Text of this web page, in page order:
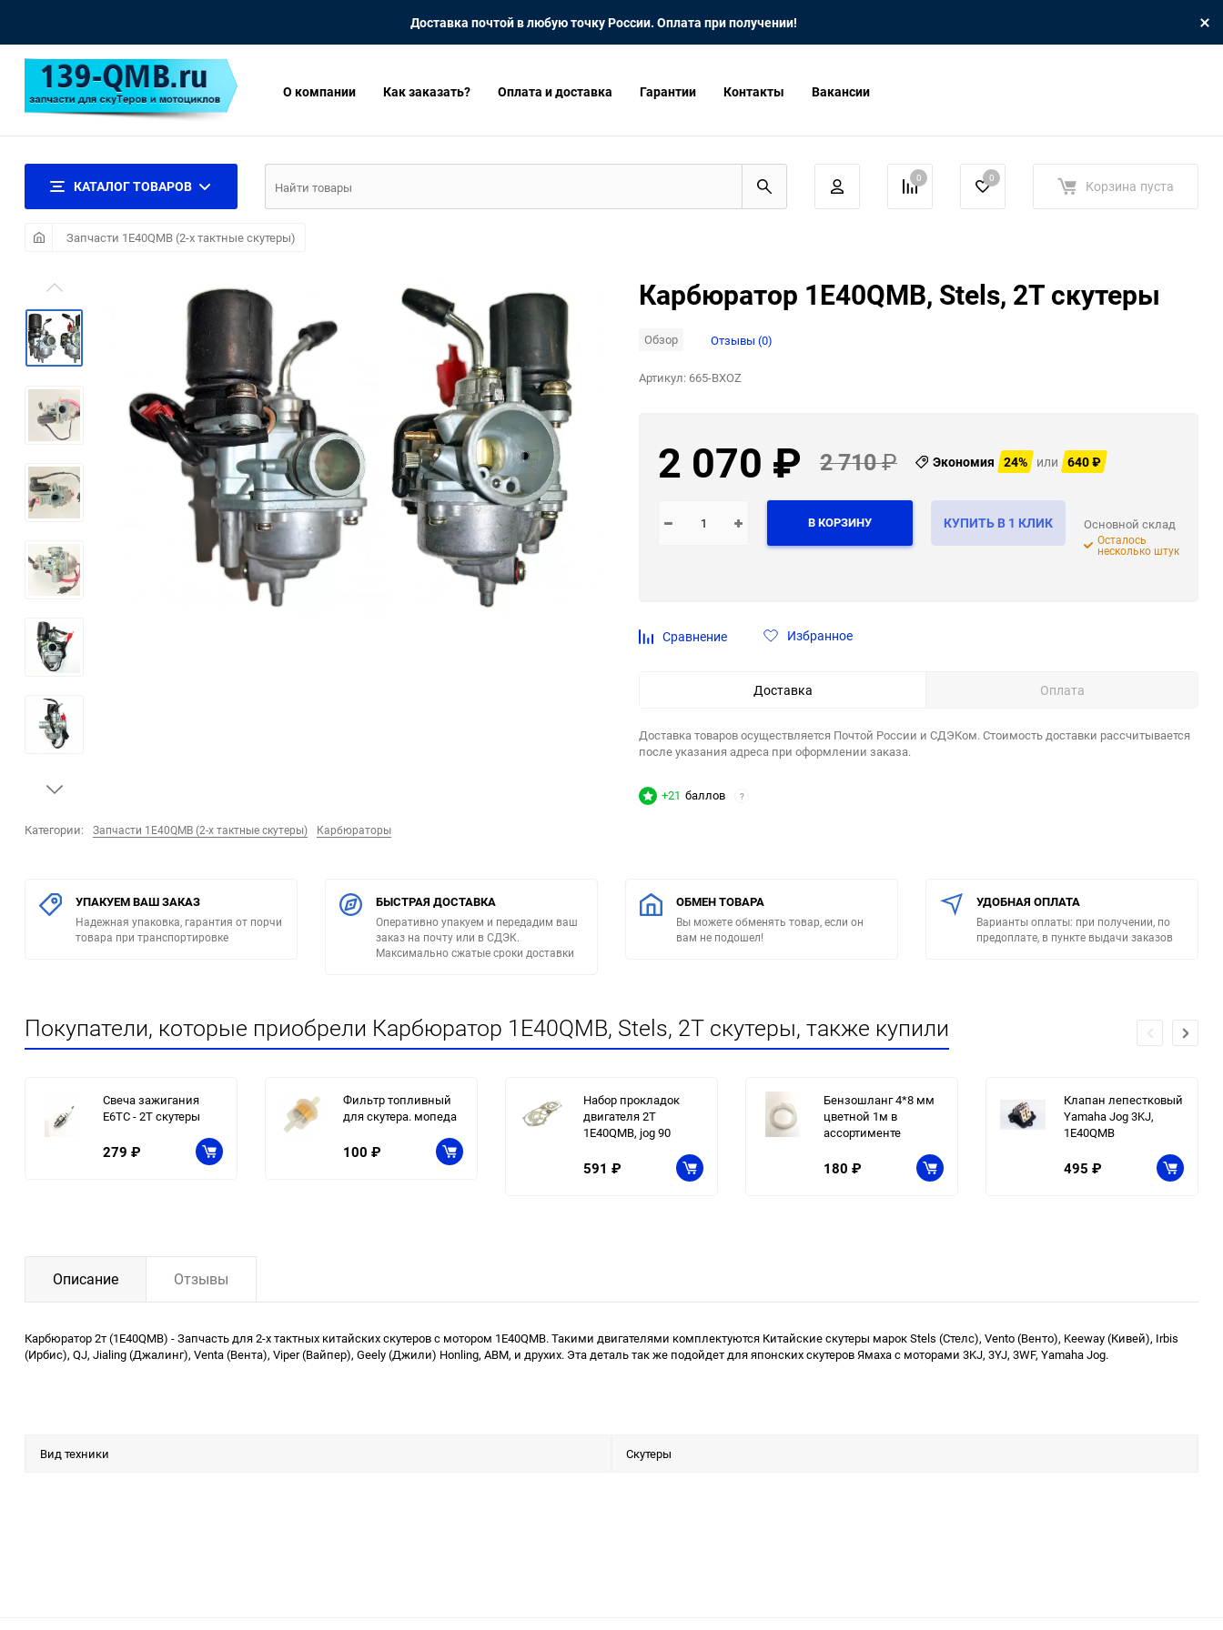
Доставка почтой в любую точку России. Оплата при получении!
О компании Как заказать? Оплата и доставка Гарантии Контакты Вакансии
КАТАЛОГ ТОВАРОВ 0 0 Корзина пуста
Запчасти 1E40QMB (2-х тактные скутеры)
Категории: Запчасти 1E40QMB (2-х тактные скутеры) Карбюраторы
Карбюратор 1E40QMB, Stels, 2Т скутеры
Обзор Отзывы (0)
Артикул: 665-BXOZ
2 070 ₽ 2 710₽ Экономия 24% или 640₽
В КОРЗИНУ КУПИТЬ В 1 КЛИК Основной склад
Осталось
несколько штук
Сравнение Избранное
Доставка Оплата
Доставка товаров осуществляется Почтой России и СДЭКом. Стоимость доставки рассчитывается
после указания адреса при оформлении заказа.
+21 баллов ?
УПАКУЕМ ВАШ ЗАКАЗ
Надежная упаковка, гарантия от порчи
товара при транспортировке
БЫСТРАЯ ДОСТАВКА
Оперативно упакуем и передадим ваш
заказ на почту или в СДЭК.
Максимально сжатые сроки доставки
ОБМЕН ТОВАРА
Вы можете обменять товар, если он
вам не подошел!
УДОБНАЯ ОПЛАТА
Варианты оплаты: при получении, по
предоплате, в пункте выдачи заказов
Покупатели, которые приобрели Карбюратор 1E40QMB, Stels, 2Т скутеры, также купили
Свеча зажигания
E6TC - 2Т скутеры
279 ₽
Фильтр топливный
для скутера. мопеда
100 ₽
Набор прокладок
двигателя 2T
1E40QMB, jog 90
591 ₽
Бензошланг 4*8 мм
цветной 1м в
ассортименте
180 ₽
Клапан лепестковый
Yamaha Jog 3KJ,
1E40QMB
495 ₽
Описание Отзывы
Карбюратор 2т (1E40QMB) - Запчасть для 2-х тактных китайских скутеров с мотором 1E40QMB. Такими двигателями комплектуются Китайские скутеры марок Stels (Стелс), Vento (Венто), Keeway (Кивей), Irbis
(Ирбис), QJ, Jialing (Джалинг), Venta (Вента), Viper (Вайпер), Geely (Джили) Honling, ABM, и друхих. Эта деталь так же подойдет для японских скутеров Ямаха с моторами 3KJ, 3YJ, 3WF, Yamaha Jog.
Вид техники Скутеры